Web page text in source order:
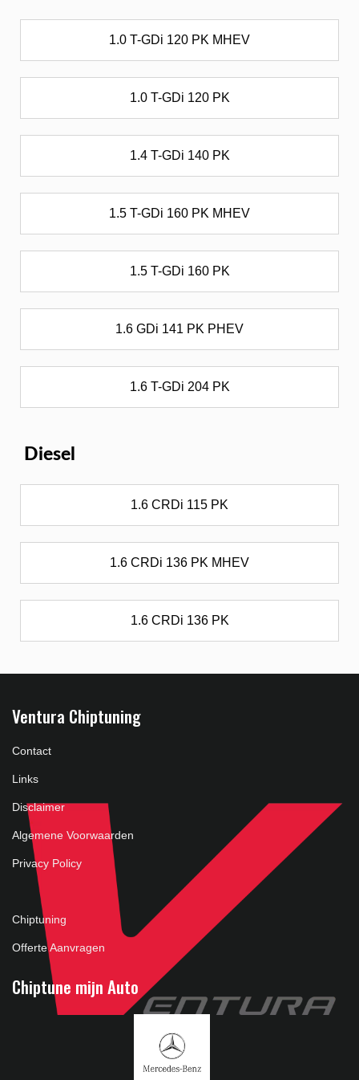
1.0 T-GDi 120 PK MHEV
1.0 T-GDi 120 PK
1.4 T-GDi 140 PK
1.5 T-GDi 160 PK MHEV
1.5 T-GDi 160 PK
1.6 GDi 141 PK PHEV
1.6 T-GDi 204 PK
Diesel
1.6 CRDi 115 PK
1.6 CRDi 136 PK MHEV
1.6 CRDi 136 PK
Ventura Chiptuning
Contact
Links
Disclaimer
Algemene Voorwaarden
Privacy Policy
Chiptuning
Offerte Aanvragen
Chiptune mijn Auto